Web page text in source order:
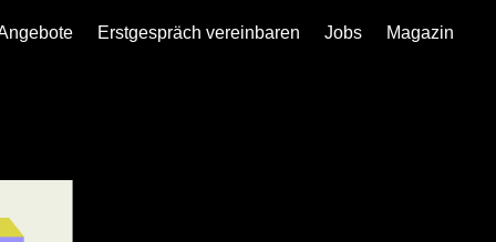
Erstgespräch vereinbaren Jobs Magazin